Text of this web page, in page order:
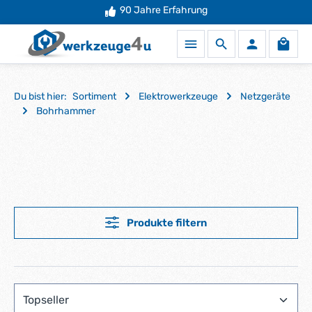
Zum Hauptinhalt springen90 Jahre Erfahrung
Du bist hier: Sortiment Elektrowerkzeuge
Netzgeräte
Bohrhammer
Produkte filtern